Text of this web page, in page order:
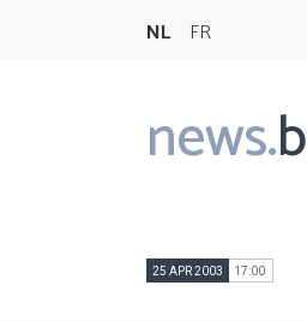
NL FR
news.
Main
navigation
25 APR 2003 17:00